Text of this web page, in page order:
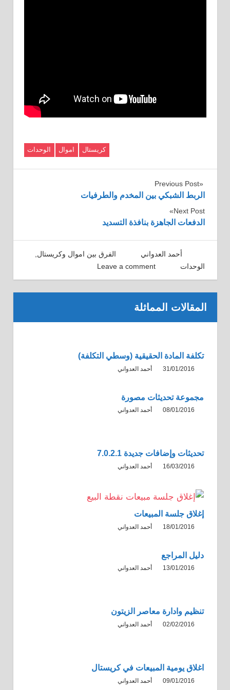
الوحدات اموال كريستال
تصفّح
المقالات
Previous Post
الربط الشبكي بين المخدم والطرفيات
Next Post
الدفعات الجاهزة بنافذة التسديد
21/01/2016
أحمد العدواني الفرق بين اموال وكريستال
الوحدات
Leave a comment
المقالات المماثلة
تكلفة المادة الحقيقية (وسطي التكلفة)
31/01/2016 أحمد العدواني
مجموعة تحديثات مصورة
08/01/2016 أحمد العدواني
تحديثات وإضافات جديدة 7.0.2.1
16/03/2016 أحمد العدواني
إغلاق جلسة المبيعات
18/01/2016 أحمد العدواني
دليل المراجع
13/01/2016 أحمد العدواني
تنظيم وادارة معاصر الزيتون
02/02/2016 أحمد العدواني
اغلاق يومية المبيعات في كريستال
09/01/2016 أحمد العدواني